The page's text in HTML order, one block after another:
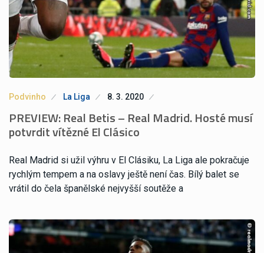
Podvinho La Liga 8. 3. 2020
PREVIEW: Real Betis – Real Madrid. Hosté musí
potvrdit vítězné El Clásico
Real Madrid si užil výhru v El Clásiku, La Liga ale pokračuje
rychlým tempem a na oslavy ještě není čas. Bílý balet se
vrátil do čela španělské nejvyšší soutěže a